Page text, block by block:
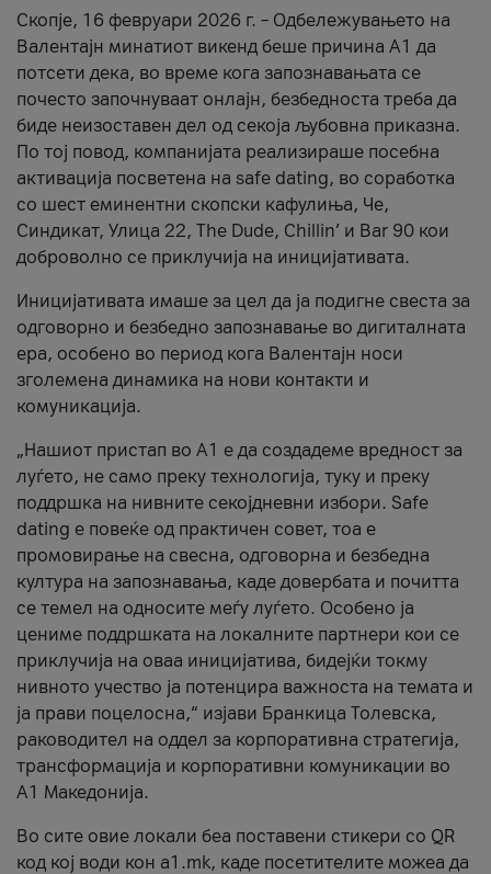
Скопје, 16 февруари 2026 г. – Одбележувањето на
Валентајн минатиот викенд беше причина А1 да
потсети дека, во време кога запознавањата се
почесто започнуваат онлајн, безбедноста треба да
биде неизоставен дел од секоја љубовна приказна.
По тој повод, компанијата реализираше посебна
активација посветена на safe dating, во соработка
со шест еминентни скопски кафулиња, Че,
Синдикат, Улица 22, The Dude, Chillin’ и Bar 90 кои
доброволно се приклучија на иницијативата.
Иницијативата имаше за цел да ја подигне свеста за
одговорно и безбедно запознавање во дигиталната
ера, особено во период кога Валентајн носи
зголемена динамика на нови контакти и
комуникација.
„Нашиот пристап во А1 е да создадеме вредност за
луѓето, не само преку технологија, туку и преку
поддршка на нивните секојдневни избори. Safe
dating е повеќе од практичен совет, тоа е
промовирање на свесна, одговорна и безбедна
култура на запознавања, каде довербата и почитта
се темел на односите меѓу луѓето. Особено ја
цениме поддршката на локалните партнери кои се
приклучија на оваа иницијатива, бидејќи токму
нивното учество ја потенцира важноста на темата и
ја прави поцелосна,“ изјави Бранкица Толевска,
раководител на оддел за корпоративна стратегија,
трансформација и корпоративни комуникации во
А1 Македонија.
Во сите овие локали беа поставени стикери со QR
код кој води кон a1.mk, каде посетителите можеа да